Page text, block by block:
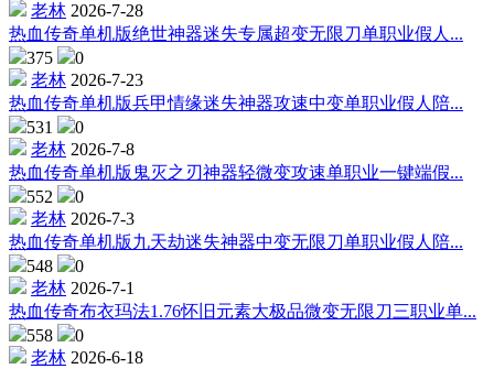
老林 2026-7-28
热血传奇单机版绝世神器迷失专属超变无限刀单职业假人...
375
0
老林 2026-7-23
热血传奇单机版兵甲情缘迷失神器攻速中变单职业假人陪...
531
0
老林 2026-7-8
热血传奇单机版鬼灭之刃神器轻微变攻速单职业一键端假...
552
0
老林 2026-7-3
热血传奇单机版九天劫迷失神器中变无限刀单职业假人陪...
548
0
老林 2026-7-1
热血传奇布衣玛法1.76怀旧元素大极品微变无限刀三职业单...
558
0
老林 2026-6-18